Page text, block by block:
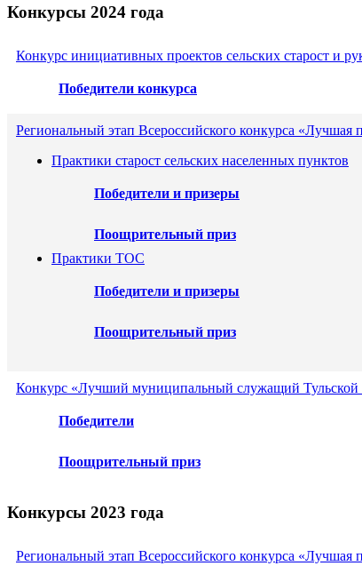
Конкурсы 2024 года
Конкурс инициативных проектов сельских старост и
Победители конкурса
Региональный этап Всероссийского конкурса «Лучшая
Практики старост сельских населенных пунктов
Победители и призеры
Поощрительный приз
Практики ТОС
Победители и призеры
Поощрительный приз
Конкурс «Лучший муниципальный служащий Тульской
Победители
Поощрительный приз
Конкурсы 2023 года
Региональный этап Всероссийского конкурса «Лучшая